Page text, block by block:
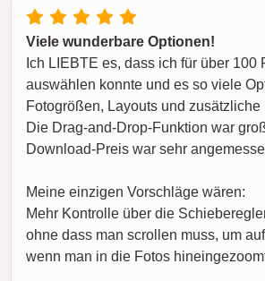
Viele wunderbare Optionen!
Ich LIEBTE es, dass ich für über 100
auswählen konnte und es so viele
Fotogrößen, Layouts und
Die Drag-and-Drop-Funktion war
Download-Preis war sehr
Meine einzigen Vorschläge wären:
Mehr Kontrolle über die
ohne dass man scrollen muss, um
wenn man in die Fotos